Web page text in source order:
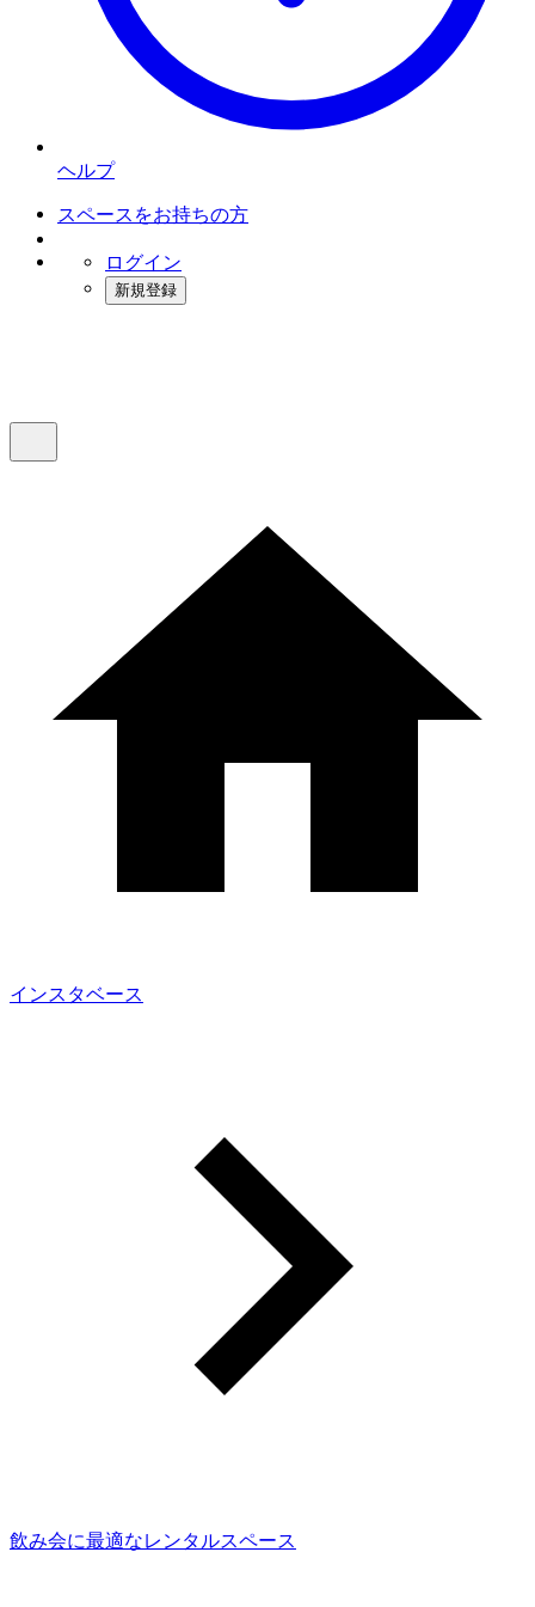
ヘルプ
スペースをお持ちの方
ログイン
新規登録
インスタベース
飲み会に最適なレンタルスペース